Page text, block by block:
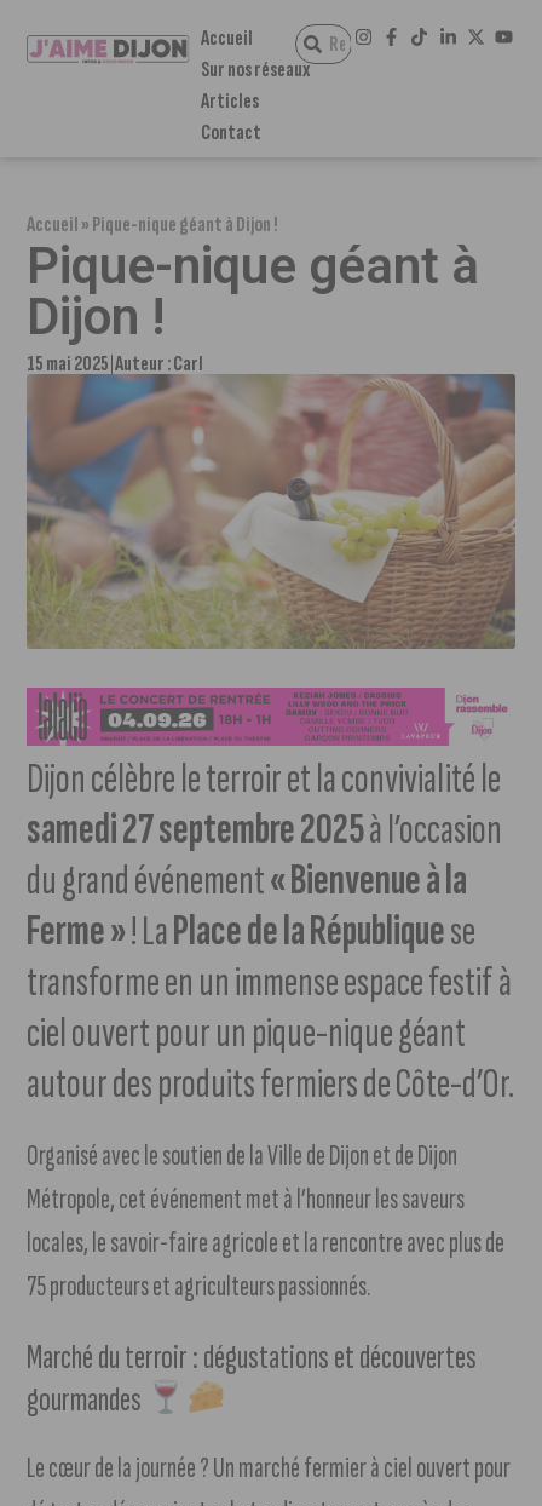
Accueil
Sur nos réseaux
Articles
Contact
Accueil»Pique-nique géant à Dijon !
Pique-nique géant à
Dijon !
15 mai 2025 Auteur :Carl
Dijon célèbre le terroir et la convivialité le
samedi 27 septembre 2025à l’occasion
du grand événement« Bienvenue à la
Ferme »! LaPlace de la Républiquese
transforme en un immense espace festif à
ciel ouvert pour un pique-nique géant
autour des produits fermiers de Côte-d’Or.
Organisé avec le soutien de la Ville de Dijon et de Dijon
Métropole, cet événement met à l’honneur les saveurs
locales, le savoir-faire agricole et la rencontre avec plus de
75 producteurs et agriculteurs passionnés.
Marché du terroir : dégustations et découvertes
gourmandes
Le cœur de la journée ? Un marché fermier à ciel ouvert pour